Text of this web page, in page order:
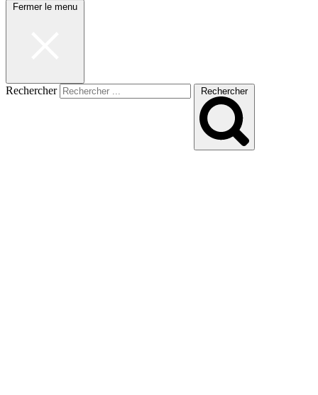
Fermer le menu
Rechercher Rechercher